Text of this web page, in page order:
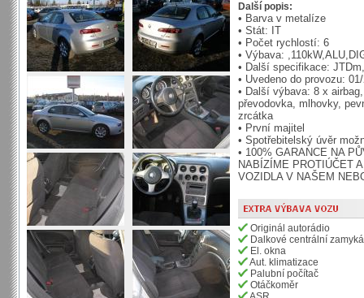
Další popis:
• Barva v metalíze
• Stát: IT
• Počet rychlostí: 6
• Výbava:
• Další specifikace: JTDm,
• Uvedeno do provozu:
• Další výbava: 8 x
převodovka, mlhovky,
zrcátka
• První majitel
• Spotřebitelský úvěr
• 100% GARANCE NA
NABÍZÍME PROTIÚČET
VOZIDLA V NAŠEM
Originál autorádio
Dalkové centrální
El. okna
Aut. klimatizace
Palubní počítač
Otáčkoměr